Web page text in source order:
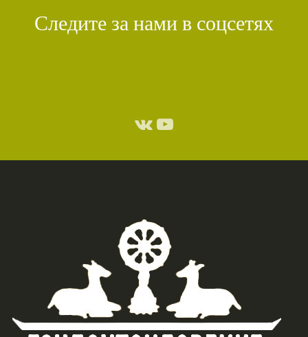
Следите за нами в соцсетях